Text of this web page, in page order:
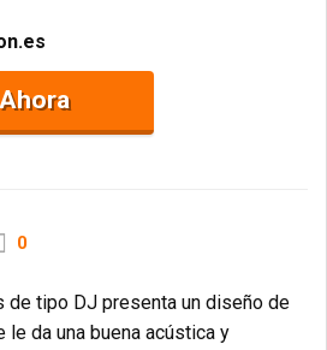
0
de tipo DJ presenta un diseño de
le da una buena acústica y